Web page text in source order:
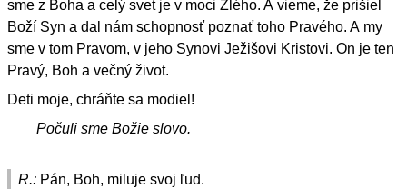
sme z Boha a celý svet je v moci Zlého. A vieme, že prišiel
Boží Syn a dal nám schopnosť poznať toho Pravého. A my
sme v tom Pravom, v jeho Synovi Ježišovi Kristovi. On je ten
Pravý, Boh a večný život.
Deti moje, chráňte sa modiel!
Počuli sme Božie slovo.
R.: Pán, Boh, miluje svoj ľud.